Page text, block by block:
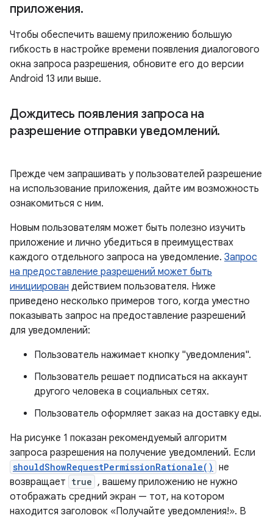
приложения.
Чтобы обеспечить вашему приложению большую
гибкость в настройке времени появления диалогового
окна запроса разрешения, обновите его до версии
Android 13 или выше.
Дождитесь появления запроса на
разрешение отправки уведомлений.
Прежде чем запрашивать у пользователей разрешение
на использование приложения, дайте им возможность
ознакомиться с ним.
Новым пользователям может быть полезно изучить
приложение и лично убедиться в преимуществах
каждого отдельного запроса на уведомление. Запрос
на предоставление разрешений может быть
инициирован действием пользователя. Ниже
приведено несколько примеров того, когда уместно
показывать запрос на предоставление разрешений
для уведомлений:
Пользователь нажимает кнопку "уведомления".
Пользователь решает подписаться на аккаунт
другого человека в социальных сетях.
Пользователь оформляет заказ на доставку еды.
На рисунке 1 показан рекомендуемый алгоритм
запроса разрешения на получение уведомлений. Если
shouldShowRequestPermissionRationale() не
возвращает true , вашему приложению не нужно
отображать средний экран — тот, на котором
находится заголовок «Получайте уведомления!». В